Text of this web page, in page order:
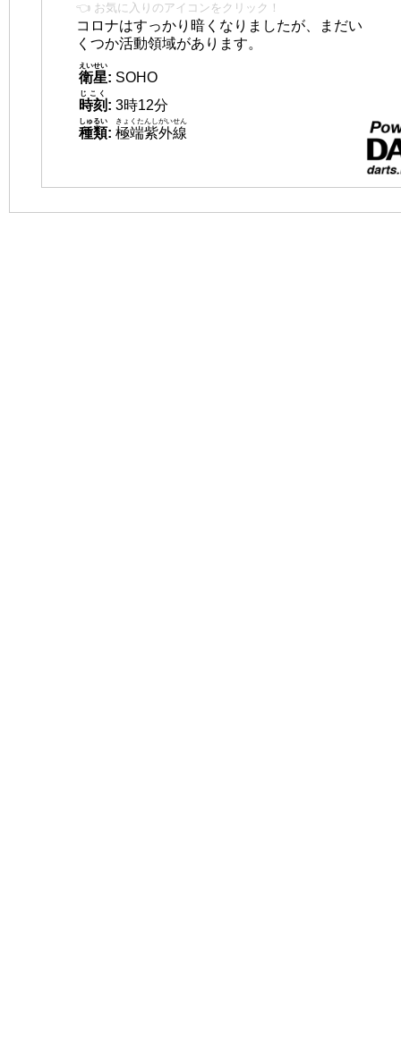
👈 お気に入りのアイコンをクリック！
コロナはすっかり暗くなりましたが、まだい
くつか活動領域があります。
衛星
えいせい
: SOHO
時刻
じこく
: 3時12分
種類
しゅるい
: 極端紫外線
きょくたんしがいせん